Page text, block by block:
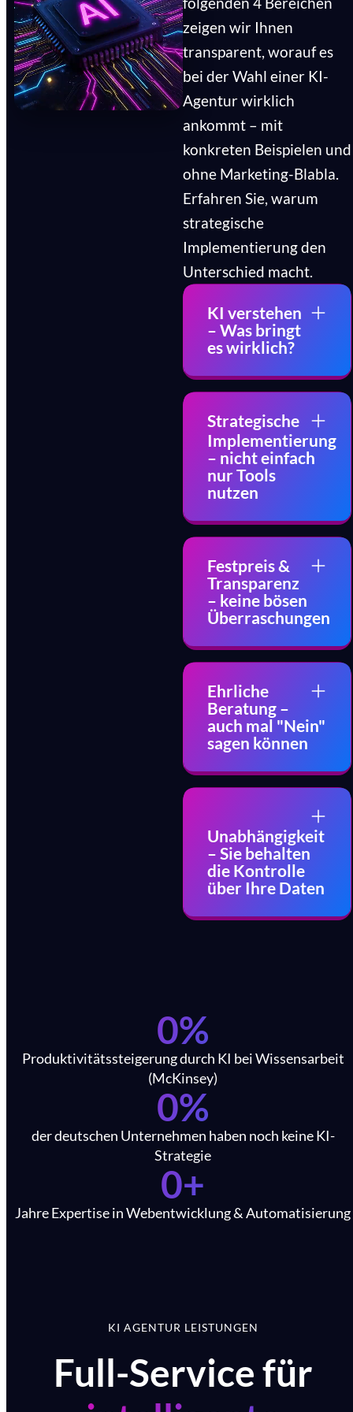
zeigen wir Ihnen
transparent, worauf es
bei der Wahl einer KI-
Agentur wirklich
ankommt – mit
konkreten Beispielen und
ohne Marketing-Blabla.
Erfahren Sie, warum
strategische
Implementierung den
Unterschied macht.
KI verstehen
– Was bringt
es wirklich?
Strategische
Implementierung
– nicht einfach
nur Tools
nutzen
Festpreis &
Transparenz
– keine bösen
Überraschungen
Ehrliche
Beratung –
auch mal "Nein"
sagen können
Unabhängigkeit
– Sie behalten
die Kontrolle
über Ihre Daten
Produktivitätssteigerung durch KI bei Wissensarbeit
(McKinsey)
0%
der deutschen Unternehmen haben noch keine KI-
Strategie
0%
Jahre Expertise in Webentwicklung & Automatisierung
0+
KI AGENTUR LEISTUNGEN
Full-Service für